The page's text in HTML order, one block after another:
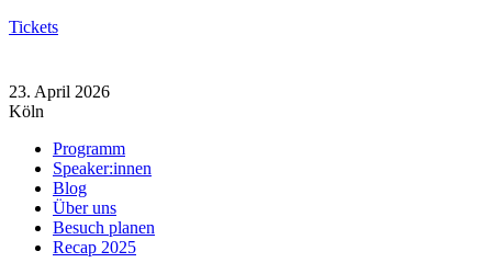
Tickets
23. April 2026
Köln
Programm
Speaker:innen
Blog
Über uns
Besuch planen
Recap 2025